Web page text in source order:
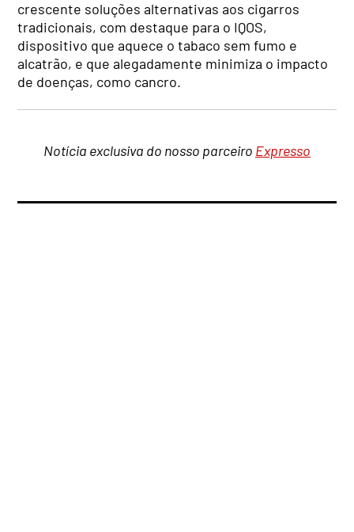
crescente soluções alternativas aos cigarros
tradicionais, com destaque para o IQOS,
dispositivo que aquece o tabaco sem fumo e
alcatrão, e que alegadamente minimiza o impacto
de doenças, como cancro.
Notícia exclusiva do nosso parceiro Expresso